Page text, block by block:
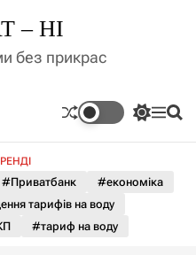
– НІ
без прикрас
П
м
к
а
М П
#Приватбанк
#економіка
тарифів на воду
#тариф на воду